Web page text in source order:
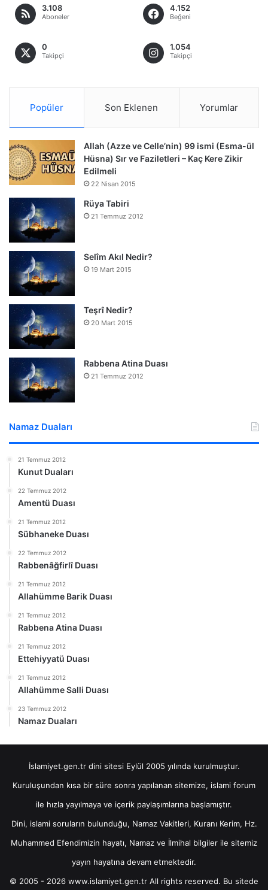
3.108
Aboneler
4.152
Beğeni
0
Takipçi
1.054
Takipçi
Popüler Son Eklenen Yorumlar
Allah (Azze ve Celle’nin) 99 ismi (Esma-ül
Hüsna) Sır ve Faziletleri – Kaç Kere Zikir
Edilmeli
22 Nisan 2015
Rüya Tabiri
21 Temmuz 2012
Selîm Akıl Nedir?
19 Mart 2015
Teşrî Nedir?
20 Mart 2015
Rabbena Atina Duası
21 Temmuz 2012
Namaz Duaları
21 Temmuz 2012
Kunut Duaları
22 Temmuz 2012
Amentü Duası
21 Temmuz 2012
Sübhaneke Duası
22 Temmuz 2012
Rabbenâğfirlî Duası
21 Temmuz 2012
Allahümme Barik Duası
21 Temmuz 2012
Rabbena Atina Duası
21 Temmuz 2012
Ettehiyyatü Duası
21 Temmuz 2012
Allahümme Salli Duası
23 Temmuz 2012
Namaz Duaları
İslamiyet.gen.tr dini sitesi Eylül 2005 yılında kurulmuştur.
Kuruluşundan kısa bir süre sonra yapılanan sitemize, islami forum
ile hızla yayılmaya ve içerik paylaşımlarına başlamıştır.
Dini, islami soruların bulunduğu, Namaz Vakitleri, Kuranı Kerim, Hz.
Muhammed Efendimizin hayatı, Namaz ve İlmihal bilgiler ile sitemiz
yayın hayatına devam etmektedir.
© 2005 - 2026 www.islamiyet.gen.tr All rights reserved. Bu sitede